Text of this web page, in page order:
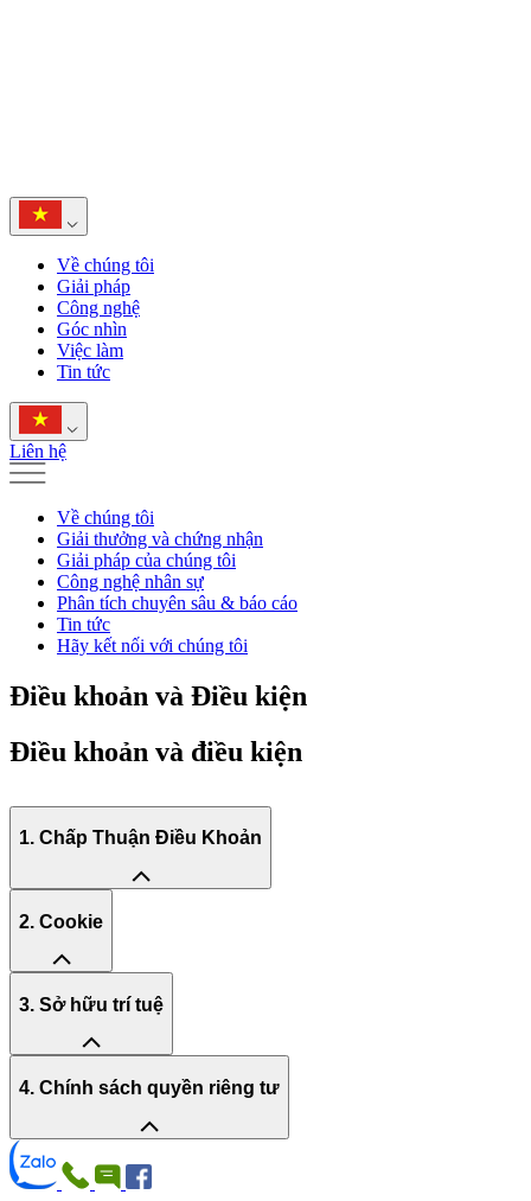
Về chúng tôi
Giải pháp
Công nghệ
Góc nhìn
Việc làm
Tin tức
Liên hệ
Về chúng tôi
Giải thưởng và chứng nhận
Giải pháp của chúng tôi
Công nghệ nhân sự
Phân tích chuyên sâu & báo cáo
Tin tức
Hãy kết nối với chúng tôi
Điều khoản và Điều kiện
Điều khoản và điều kiện
1. Chấp Thuận Điều Khoản
2. Cookie
3. Sở hữu trí tuệ
4. Chính sách quyền riêng tư